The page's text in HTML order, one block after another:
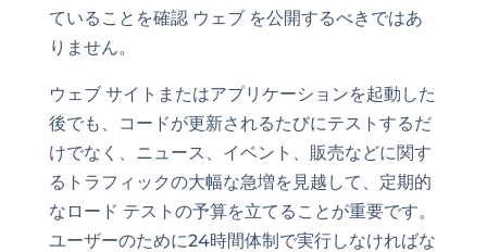
ていることを確認 ウェブ を公開するべきではあ
りません。
ウェブ サイトまたはアプリケーションを起動した
後でも、コードが更新されるたびにテストするだ
けでなく、ニュース、イベント、販売などに関す
るトラフィックの大幅な急増を見越して、定期的
なロード テストの予算を立てることが重要です。
ユーザーのために24時間体制で実行しなければな